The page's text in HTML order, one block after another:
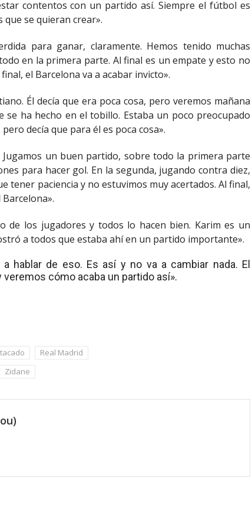
contentos con un partido así. Siempre el fútbol es
se quieran crear».
para ganar, claramente. Hemos tenido muchas
en la primera parte. Al final es un empate y esto no
el Barcelona va a acabar invicto».
Él decía que era poca cosa, pero veremos mañana
se ha hecho en el tobillo. Estaba un poco preocupado
decía que para él es poca cosa».
un buen partido, sobre todo la primera parte
para hacer gol. En la segunda, jugando contra diez,
tener paciencia y no estuvimos muy acertados. Al final,
de los jugadores y todos lo hacen bien. Karim es un
a todos que estaba ahí en un partido importante».
hablar de eso. Es así y no va a cambiar nada. El
cómo acaba un partido así».
Real Madrid
Zidane